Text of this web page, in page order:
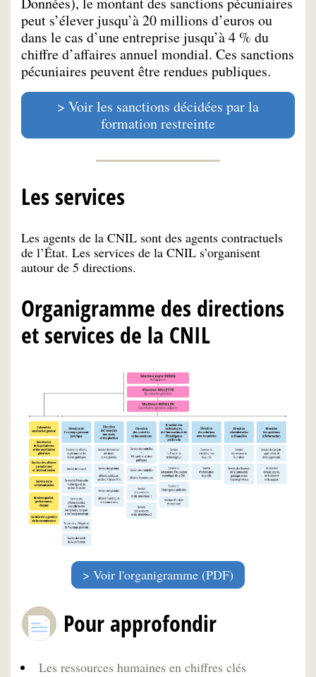
peut s’élever jusqu’à 20 millions d’euros ou
dans le cas d’une entreprise jusqu’à 4 % du
chiffre d’affaires annuel mondial. Ces sanctions
pécuniaires peuvent être rendues publiques.
Voir les sanctions décidées par la
formation restreinte
Les services
Les agents de la CNIL sont des agents contractuels
de l’État. Les services de la CNIL s’organisent
autour de 5 directions.
Organigramme des directions
et services de la CNIL
Voir l'organigramme (PDF)
Pour approfondir
Les ressources humaines en chiffres clés